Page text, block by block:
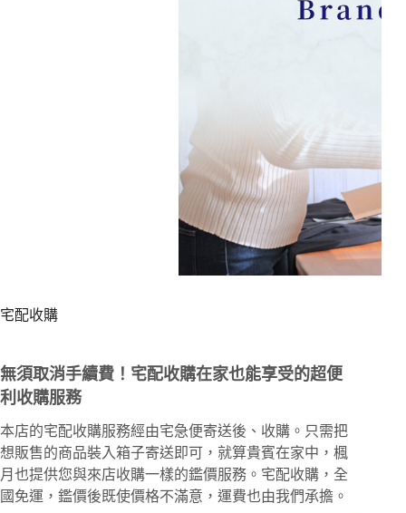
宅配收購
無須取消手續費！宅配收購在家也能享受的超便
利收購服務
本店的宅配收購服務經由宅急便寄送後、收購。只需把
想販售的商品裝入箱子寄送即可，就算貴賓在家中，楓
月也提供您與來店收購一樣的鑑價服務。宅配收購，全
國免運，鑑價後既使價格不滿意，運費也由我們承擔。